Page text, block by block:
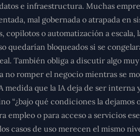
e infraestructura. Muchas
mal gobernada o atrapada en
copilotos o automatización a
quedarían bloqueados si se
También obliga a discutir algo
no romper el negocio mientras se
medida que la IA deja de ser interna
“¿bajo qué condiciones la
o para acceso a servicios
casos de uso merecen el mismo